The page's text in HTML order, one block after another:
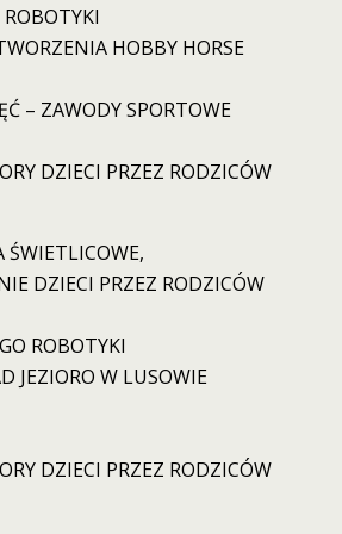
HOBBY HORSE
– ZAWODY SPORTOWE
DZIECI PRZEZ RODZICÓW
ŚWIETLICOWE,
DZIECI PRZEZ RODZICÓW
ROBOTYKI
JEZIORO W LUSOWIE
DZIECI PRZEZ RODZICÓW